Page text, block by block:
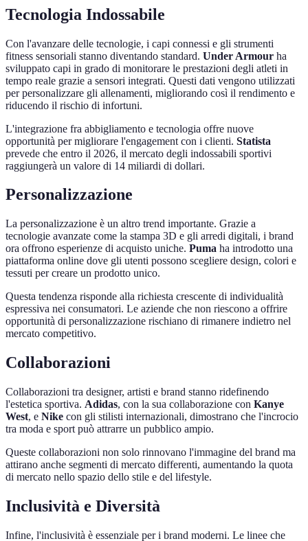
Tecnologia Indossabile
Con l'avanzare delle tecnologie, i capi connessi e gli strumenti
fitness sensoriali stanno diventando standard. Under Armour ha
sviluppato capi in grado di monitorare le prestazioni degli atleti in
tempo reale grazie a sensori integrati. Questi dati vengono utilizzati
per personalizzare gli allenamenti, migliorando così il rendimento e
riducendo il rischio di infortuni.
L'integrazione fra abbigliamento e tecnologia offre nuove
opportunità per migliorare l'engagement con i clienti. Statista
prevede che entro il 2026, il mercato degli indossabili sportivi
raggiungerà un valore di 14 miliardi di dollari.
Personalizzazione
La personalizzazione è un altro trend importante. Grazie a
tecnologie avanzate come la stampa 3D e gli arredi digitali, i brand
ora offrono esperienze di acquisto uniche. Puma ha introdotto una
piattaforma online dove gli utenti possono scegliere design, colori e
tessuti per creare un prodotto unico.
Questa tendenza risponde alla richiesta crescente di individualità
espressiva nei consumatori. Le aziende che non riescono a offrire
opportunità di personalizzazione rischiano di rimanere indietro nel
mercato competitivo.
Collaborazioni
Collaborazioni tra designer, artisti e brand stanno ridefinendo
l'estetica sportiva. Adidas, con la sua collaborazione con Kanye
West, e Nike con gli stilisti internazionali, dimostrano che l'incrocio
tra moda e sport può attrarre un pubblico ampio.
Queste collaborazioni non solo rinnovano l'immagine del brand ma
attirano anche segmenti di mercato differenti, aumentando la quota
di mercato nello spazio dello stile e del lifestyle.
Inclusività e Diversità
Infine, l'inclusività è essenziale per i brand moderni. Le linee che